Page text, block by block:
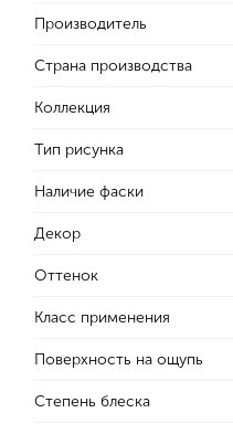
Производитель
Страна производства
Коллекция
Тип рисунка
Наличие фаски
Декор
Оттенок
Класс применения
Поверхность на ощупь
Степень блеска